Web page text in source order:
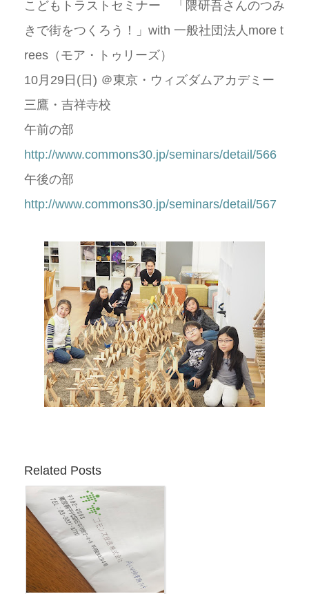
こどもトラストセミナー 「隈研吾さんのつみ
きで街をつくろう！」with 一般社団法人more t
rees（モア・トゥリーズ）
10月29日(日) ＠東京・ウィズダムアカデミー
三鷹・吉祥寺校
午前の部
http://www.commons30.jp/seminars/detail/566
午後の部
http://www.commons30.jp/seminars/detail/567
Related Posts